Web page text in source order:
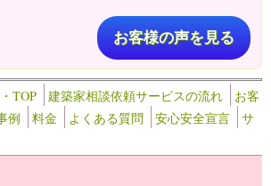
お客様の声を見る
TOP 建築家相談依頼サービスの流れ
お客
例 料金 よくある質問 安心安全宣言
サ